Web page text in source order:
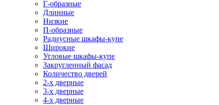
Г-образные
Длинные
Низкие
П-образные
Радиусные шкафы-купе
Широкие
Угловые шкафы-купе
Закругленный фасад
Количество дверей
2-х дверные
3-х дверные
4-х дверные